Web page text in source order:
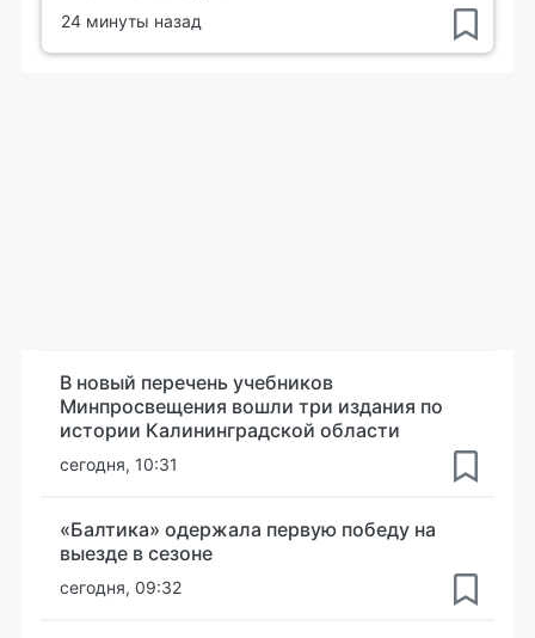
24 минуты назад
В новый перечень учебников
Минпросвещения вошли три издания по
истории Калининградской области
сегодня, 10:31
«Балтика» одержала первую победу на
выезде в сезоне
сегодня, 09:32